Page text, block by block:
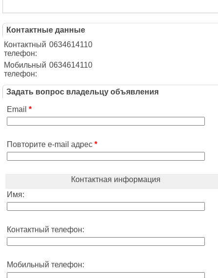
Контактные данные
Контактный
телефон:
0634614110
Мобильный
телефон:
0634614110
Задать вопрос владельцу объявления
Email *
Повторите e-mail адрес *
Контактная информация
Имя:
Контактный телефон:
Мобильный телефон: